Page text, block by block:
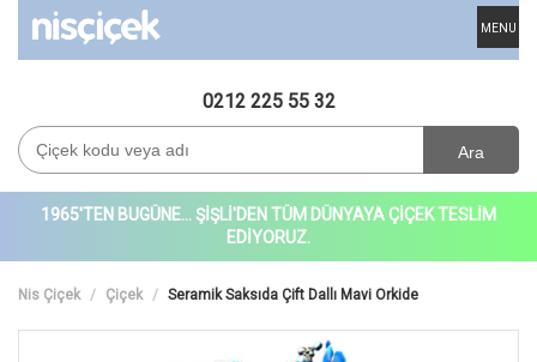
MENU
0212 225 55 32
Ara
1965'TEN BUGÜNE... ŞİŞLİ'DEN TÜM DÜNYAYA ÇİÇEK TESLİM
EDİYORUZ.
Nis Çiçek Çiçek Seramik Saksıda Çift Dallı Mavi Orkide